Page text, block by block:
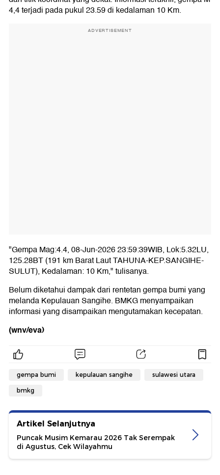
4,4 terjadi pada pukul 23.59 di kedalaman 10 Km.
ADVERTISEMENT
"Gempa Mag:4.4, 08-Jun-2026 23:59:39WIB, Lok:5.32LU,
125.28BT (191 km Barat Laut TAHUNA-KEP.SANGIHE-
SULUT), Kedalaman: 10 Km," tulisanya.
Belum diketahui dampak dari rentetan gempa bumi yang
melanda Kepulauan Sangihe. BMKG menyampaikan
informasi yang disampaikan mengutamakan kecepatan.
(wnv/eva)
gempa bumi kepulauan sangihe sulawesi utara
bmkg
Artikel Selanjutnya
Puncak Musim Kemarau 2026 Tak Serempak
di Agustus, Cek Wilayahmu